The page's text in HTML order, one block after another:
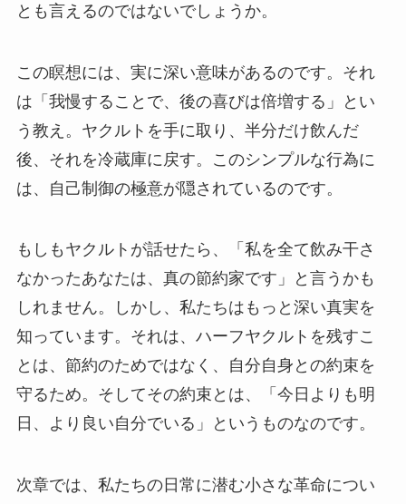
とも言えるのではないでしょうか。
この瞑想には、実に深い意味があるのです。それ
は「我慢することで、後の喜びは倍増する」とい
う教え。ヤクルトを手に取り、半分だけ飲んだ
後、それを冷蔵庫に戻す。このシンプルな行為に
は、自己制御の極意が隠されているのです。
もしもヤクルトが話せたら、「私を全て飲み干さ
なかったあなたは、真の節約家です」と言うかも
しれません。しかし、私たちはもっと深い真実を
知っています。それは、ハーフヤクルトを残すこ
とは、節約のためではなく、自分自身との約束を
守るため。そしてその約束とは、「今日よりも明
日、より良い自分でいる」というものなのです。
次章では、私たちの日常に潜む小さな革命につい